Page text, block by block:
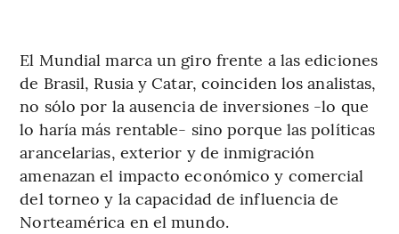
El Mundial marca un giro frente a las ediciones
de Brasil, Rusia y Catar, coinciden los analistas,
no sólo por la ausencia de inversiones -lo que
lo haría más rentable- sino porque las políticas
arancelarias, exterior y de inmigración
amenazan el impacto económico y comercial
del torneo y la capacidad de influencia de
Norteamérica en el mundo.